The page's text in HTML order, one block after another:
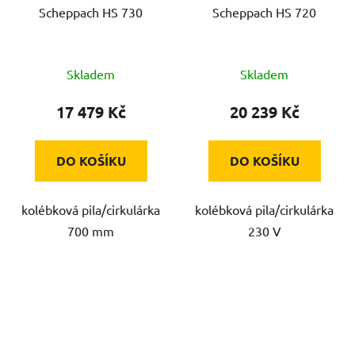
Scheppach HS 730
Skladem
17 479 Kč
DO KOŠÍKU
kolébková pila/cirkulárka
700 mm
Scheppach HS 720
Skladem
20 239 Kč
DO KOŠÍKU
kolébková pila/cirkulárka
230 V